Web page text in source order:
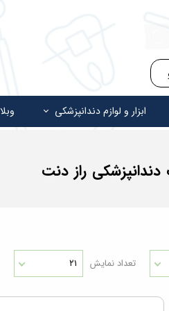
ابزار و لوازم دندانپزشکی
راز دنت
تعداد نمایش ۲۱